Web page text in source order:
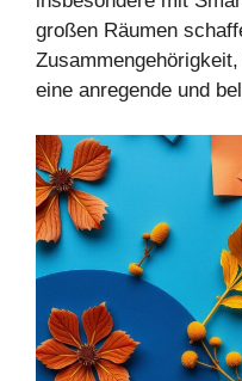
großen Räumen
eine anregende und